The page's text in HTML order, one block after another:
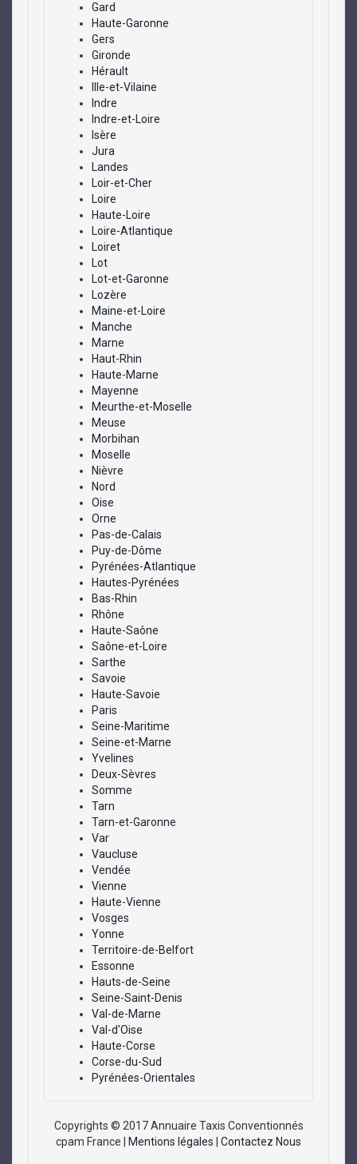
Gard
Haute-Garonne
Gers
Gironde
Hérault
Ille-et-Vilaine
Indre
Indre-et-Loire
Isère
Jura
Landes
Loir-et-Cher
Loire
Haute-Loire
Loire-Atlantique
Loiret
Lot
Lot-et-Garonne
Lozère
Maine-et-Loire
Manche
Marne
Haut-Rhin
Haute-Marne
Mayenne
Meurthe-et-Moselle
Meuse
Morbihan
Moselle
Nièvre
Nord
Oise
Orne
Pas-de-Calais
Puy-de-Dôme
Pyrénées-Atlantique
Hautes-Pyrénées
Bas-Rhin
Rhône
Haute-Saône
Saône-et-Loire
Sarthe
Savoie
Haute-Savoie
Paris
Seine-Maritime
Seine-et-Marne
Yvelines
Deux-Sèvres
Somme
Tarn
Tarn-et-Garonne
Var
Vaucluse
Vendée
Vienne
Haute-Vienne
Vosges
Yonne
Territoire-de-Belfort
Essonne
Hauts-de-Seine
Seine-Saint-Denis
Val-de-Marne
Val-d'Oise
Haute-Corse
Corse-du-Sud
Pyrénées-Orientales
Copyrights © 2017 Annuaire Taxis Conventionnés
cpam France |
Mentions légales Contactez Nous